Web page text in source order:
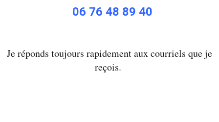
06 76 48 89 40
Je réponds toujours rapidement aux courriels que je
reçois.